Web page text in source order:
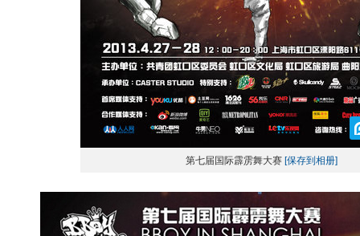
第七届国际霹雳舞大赛 [保存到相册]